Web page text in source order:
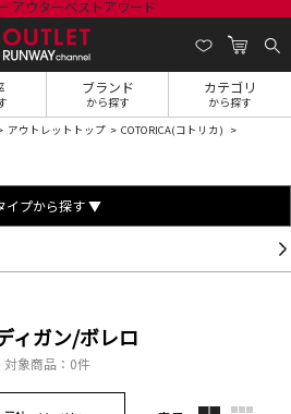
ブランド
から探す
カテゴリ
から探す
アウトレットトップ COTORICA(コトリカ)
イプから探す ▼
ィガン/ボレロ
対象商品： 0件